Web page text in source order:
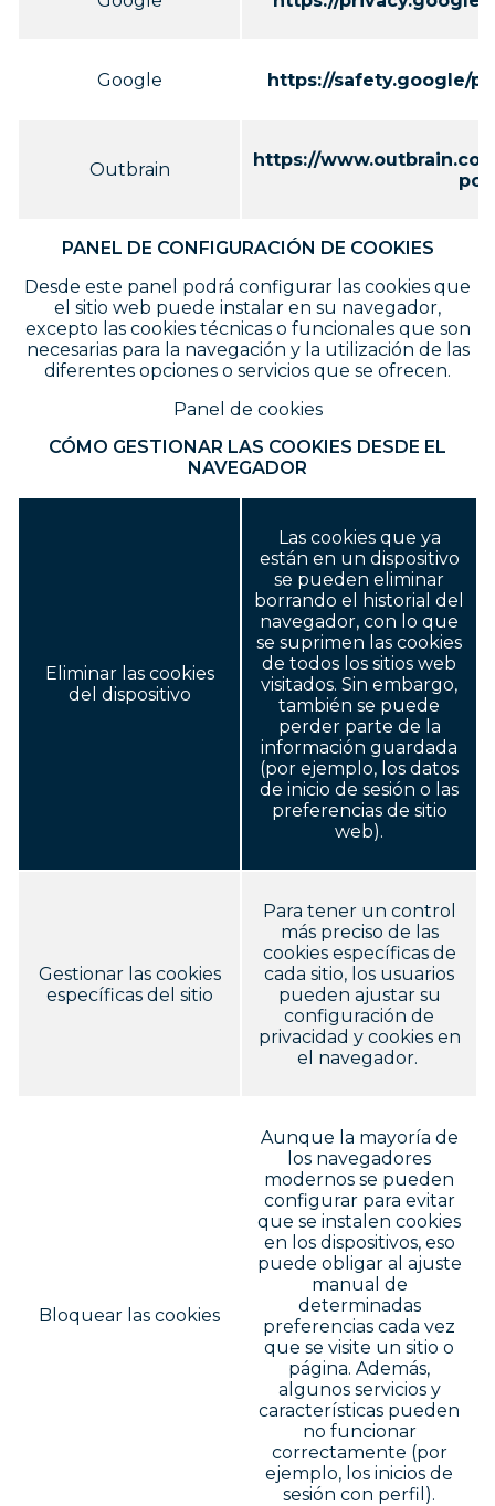
Google https://safety.google/
Outbrain
https://
PANEL DE CONFIGURACIÓN DE COOKIES
Desde este panel podrá configurar las cookies que
el sitio web puede instalar en su navegador,
excepto las cookies técnicas o funcionales que son
necesarias para la navegación y la utilización de las
diferentes opciones o servicios que se ofrecen.
Panel de cookies
CÓMO GESTIONAR LAS COOKIES DESDE EL
NAVEGADOR
Eliminar las cookies
del dispositivo
Las cookies que ya
están en un dispositivo
se pueden eliminar
borrando el historial del
navegador, con lo que
se suprimen las cookies
de todos los sitios web
visitados. Sin embargo,
también se puede
perder parte de la
información guardada
(por ejemplo, los datos
de inicio de sesión o las
preferencias de sitio
web).
Gestionar las cookies
específicas del sitio
Para tener un control
más preciso de las
cookies específicas de
cada sitio, los usuarios
pueden ajustar su
configuración de
privacidad y cookies en
el navegador.
Bloquear las cookies
Aunque la mayoría de
los navegadores
modernos se pueden
configurar para evitar
que se instalen cookies
en los dispositivos, eso
puede obligar al ajuste
manual de
determinadas
preferencias cada vez
que se visite un sitio o
página. Además,
algunos servicios y
características pueden
no funcionar
correctamente (por
ejemplo, los inicios de
sesión con perfil).